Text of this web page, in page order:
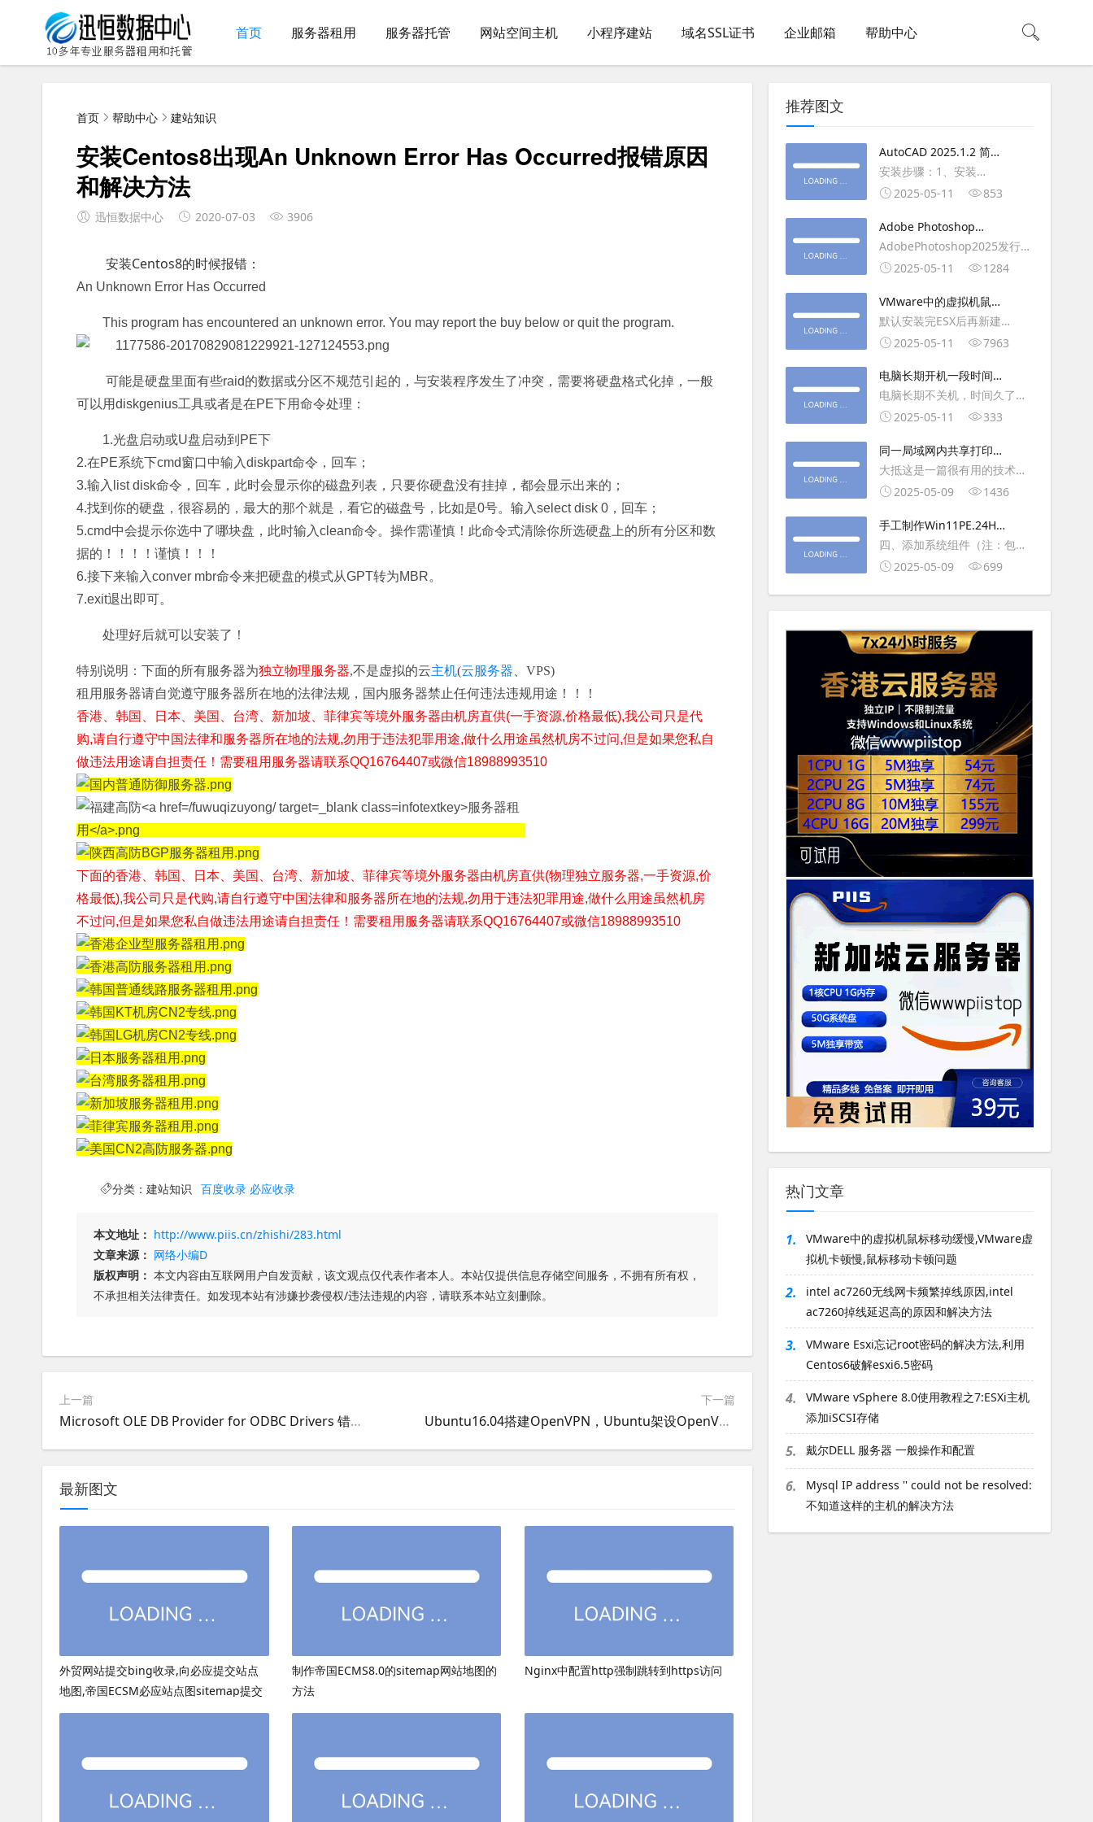
首页 服务器租用 服务器托管 网站空间主机 小程序建站 域名SSL证书 企业邮箱 帮助中心
首页 帮助中心 建站知识
安装Centos8出现An Unknown Error Has Occurred报错原因
和解决方法
迅恒数据中心 2020-07-03 3906
安装Centos8的时候报错：
An Unknown Error Has Occurred
This program has encountered an unknown error. You may report the buy below or quit the program.
可能是硬盘里面有些raid的数据或分区不规范引起的，与安装程序发生了冲突，需要将硬盘格式化掉，一般
可以用diskgenius工具或者是在PE下用命令处理：
1.光盘启动或U盘启动到PE下
2.在PE系统下cmd窗口中输入diskpart命令，回车；
3.输入list disk命令，回车，此时会显示你的磁盘列表，只要你硬盘没有挂掉，都会显示出来的；
4.找到你的硬盘，很容易的，最大的那个就是，看它的磁盘号，比如是0号。输入select disk 0，回车；
5.cmd中会提示你选中了哪块盘，此时输入clean命令。操作需谨慎！此命令式清除你所选硬盘上的所有分区和数
据的！！！！谨慎！！！
6.接下来输入conver mbr命令来把硬盘的模式从GPT转为MBR。
7.exit退出即可。
处理好后就可以安装了！
特别说明：下面的所有服务器为独立物理服务器,不是虚拟的云主机(云服务器 、VPS)
租用服务器请自觉遵守服务器所在地的法律法规，国内服务器禁止任何违法违规用途！！！
香港、韩国、日本、美国、台湾、新加坡、菲律宾等境外服务器由机房直供(一手资源,价格最低),我公司只是代
购,请自行遵守中国法律和服务器所在地的法规,勿用于违法犯罪用途,做什么用途虽然机房不过问,但是如果您私自
做违法用途请自担责任！需要租用服务器请联系QQ16764407或微信18988993510
下面的香港、韩国、日本、美国、台湾、新加坡、菲律宾等境外服务器由机房直供(物理独立服务器,一手资源,价
格最低),我公司只是代购,请自行遵守中国法律和服务器所在地的法规,勿用于违法犯罪用途,做什么用途虽然机房
不过问,但是如果您私自做违法用途请自担责任！ 需要租用服务器请联系QQ16764407或微信18988993510
分类： 建站知识 百度收录 必应收录
本文地址： http://www.piis.cn/zhishi/283.html
文章来源： 网络小编D
版权声明： 本文内容由互联网用户自发贡献，该文观点仅代表作者本人。本站仅提供信息存储空间服务，不拥有所有权，
不承担相关法律责任。如发现本站有涉嫌抄袭侵权/违法违规的内容，请联系本站立刻删除。
上一篇
Microsoft OLE DB Provider for ODBC Drivers 错误 '8007000e'asp网站错误原因解决方法
下一篇
Ubuntu16.04搭建OpenVPN，Ubuntu架设OpenVPN，Ubuntu配置VPN最新教程
最新图文
外贸网站提交bing收录,向必应提交站点
地图,帝国ECSM必应站点图sitemap提交
制作帝国ECMS8.0的sitemap网站地图的
方法
Nginx中配置http强制跳转到https访问
推荐图文
AutoCAD 2025.1.2 简体
中文版（64位）破解版下
载
安装步骤：1、安装
AutoCAD_2025.1.2_Update3、
复制Crack里面的文件到
AutoCAD安装目录里，覆盖同
名文件4、完最低
2025-05-11 853
Adobe Photoshop
2025（v26.6.1）多语言
破解版下载
AdobePhotoshop2025发行
年：2025版本：26.6.1.7开发
平台：WindowsX64界面语
言：英语/匈牙利/匈牙利/越南/
荷兰/印尼/西班牙/西班牙语/意
大利
2025-05-11 1284
VMware中的虚拟机鼠标
移动缓慢,VMware虚拟机
卡顿慢,鼠标移动卡顿问题
默认安装完ESX后再新建
WINDOWS虚拟主机，如
操作虚拟主机，鼠标会非常
钝，这是因为虚拟机没有鼠标
驱动，通过安装vmwaretool后
就可以解决此问
2025-05-11 7963
电脑长期开机一段时间就
卡顿怎么处理
电脑长期不关机，时间久了就
会一直卡，CPU和内存都没占
久，打开任务管理器5秒钟。一
般重启下电脑就可以了或重启
下资源管理器(explorer.exe进
程).
2025-05-11 333
同一局域网内共享打印机
的连接及相关问题解决方
法
大抵这是一篇很有用的技术教
程文章吧！涉及的内容普遍而
不自觉地点赞收藏吧~包含内容
有：共享前的准备工作在设置
打印机共享之前，你得先确保
两台电脑
2025-05-09 1436
手工制作Win11PE.24H2
LTSC2024详细教程2
四、添加系统组件（注：包含
DWM、BitLocker解锁、MMC
第5卷提取以下文件到BOOT文
件夹：;DWM桌面窗口管理器
2025-05-09 699
热门文章
1.
VMware中的虚拟机鼠标移动缓慢,VMware虚
拟机卡顿慢,鼠标移动卡顿问题
2.
intel ac7260无线网卡频繁掉线原因,intel
ac7260掉线延迟高的原因和解决方法
3.
VMware Esxi忘记root密码的解决方法,利用
Centos6破解esxi6.5密码
4.
VMware vSphere 8.0使用教程之7:ESXi主机
添加iSCSI存储
5. 戴尔DELL 服务器 一般操作和配置
6.
Mysql IP address '' could not be resolved:
不知道这样的主机的解决方法